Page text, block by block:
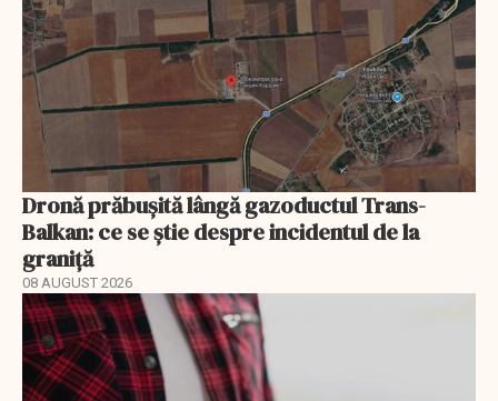
Dronă prăbușită lângă gazoductul Trans-
Balkan: ce se știe despre incidentul de la
graniță
08 AUGUST 2026